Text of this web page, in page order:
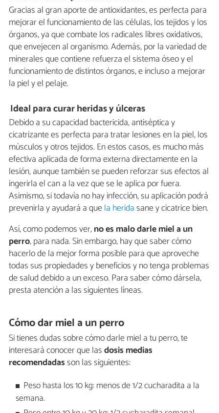
Gracias al gran aporte de antioxidantes, es perfecta para
mejorar el funcionamiento de las células, los tejidos y los
órganos, ya que combate los radicales libres oxidativos,
que envejecen al organismo. Además, por la variedad de
minerales que contiene refuerza el sistema óseo y el
funcionamiento de distintos órganos, e incluso a mejorar
la piel y el pelaje.
Ideal para curar heridas y úlceras
Debido a su capacidad bactericida, antiséptica y
cicatrizante es perfecta para tratar lesiones en la piel, los
músculos y otros tejidos. En estos casos, es mucho más
efectiva aplicada de forma externa directamente en la
lesión, aunque también se pueden reforzar sus efectos al
ingerirla el can a la vez que se le aplica por fuera.
Asimismo, si todavía no hay infección, su aplicación podrá
prevenirla y ayudará a quela heridasane y cicatrice bien.
Así, como podemos ver,no es malo darle miel a un
perro, para nada. Sin embargo, hay que saber cómo
hacerlo de la mejor forma posible para que aproveche
todas sus propiedades y beneficios y no tenga problemas
de salud debido a un exceso. Para saber cómo dársela,
presta atención a las siguientes líneas.
Cómo dar miel a un perro
Si tienes dudas sobre cómo darle miel a tu perro, te
interesará conocer que lasdosis medias
recomendadasson las siguientes:
Peso hasta los 10 kg: menos de 1/2 cucharadita a la
semana.